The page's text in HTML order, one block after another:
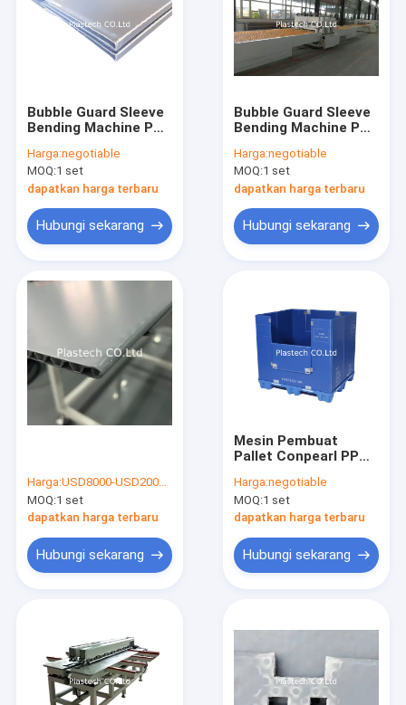
Video
Bubble Guard Sleeve
Bending Machine PP
Creasing
Harga:negotiable
MOQ:1 set
dapatkan harga terbaru
Hubungi sekarang
Bubble Guard Sleeve
Bending Machine PP
Creasing Corrugated
Sheet
Harga:negotiable
MOQ:1 set
dapatkan harga terbaru
Hubungi sekarang
Harga:USD8000-USD200000
MOQ:1 set
dapatkan harga terbaru
Hubungi sekarang
Mesin Pembuat
Pallet Conpearl PP
Harga:negotiable
MOQ:1 set
dapatkan harga terbaru
Hubungi sekarang